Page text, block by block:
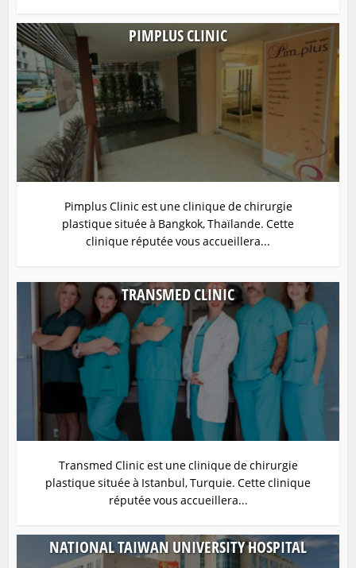
PIMPLUS CLINIC
Pimplus Clinic est une clinique de chirurgie
plastique située à Bangkok, Thaïlande. Cette
clinique réputée vous accueillera...
TRANSMED CLINIC
Transmed Clinic est une clinique de chirurgie
plastique située à Istanbul, Turquie. Cette clinique
réputée vous accueillera...
NATIONAL TAIWAN UNIVERSITY HOSPITAL